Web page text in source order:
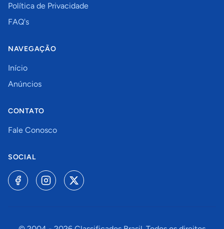
Política de Privacidade
FAQ's
NAVEGAÇÃO
Início
Anúncios
CONTATO
Fale Conosco
SOCIAL